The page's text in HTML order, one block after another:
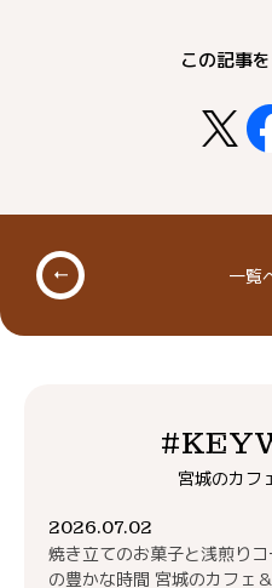
この記事
一覧
宮城のカフ
2026.07.02
焼き立てのお菓子と浅煎り
の豊かな時間 宮城のカフェ